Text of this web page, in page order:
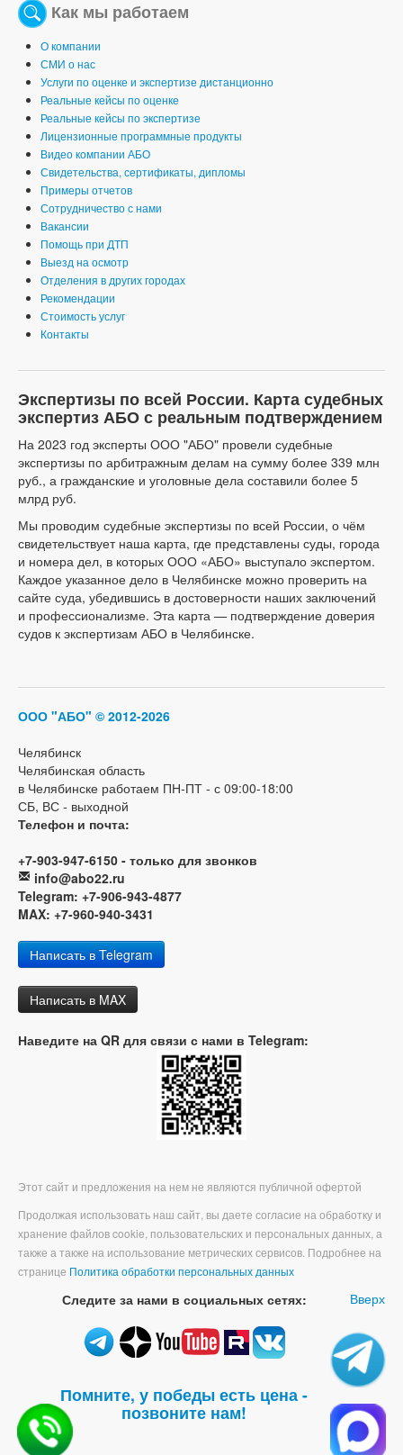
Как мы работаем
О компании
СМИ о нас
Услуги по оценке и экспертизе дистанционно
Реальные кейсы по оценке
Реальные кейсы по экспертизе
Лицензионные программные продукты
Видео компании АБО
Свидетельства, сертификаты, дипломы
Примеры отчетов
Сотрудничество с нами
Вакансии
Помощь при ДТП
Выезд на осмотр
Отделения в других городах
Рекомендации
Стоимость услуг
Контакты
Экспертизы по всей России. Карта судебных
экспертиз АБО с реальным подтверждением
На 2023 год эксперты ООО "АБО" провели судебные
экспертизы по арбитражным делам на сумму более 339 млн
руб., а гражданские и уголовные дела составили более 5
млрд руб.
Мы проводим судебные экспертизы по всей России, о чём
свидетельствует наша карта, где представлены суды, города
и номера дел, в которых ООО «АБО» выступало экспертом.
Каждое указанное дело в Челябинске можно проверить на
сайте суда, убедившись в достоверности наших заключений
и профессионализме. Эта карта — подтверждение доверия
судов к экспертизам АБО в Челябинске.
ООО "АБО" © 2012-2026
Челябинск
Челябинская область
в Челябинске работаем ПН-ПТ - с 09:00-18:00
СБ, ВС - выходной
Телефон и почта:
+7-903-947-6150 - только для звонков
info@abo22.ru
Telegram: +7-906-943-4877
MAX: +7-960-940-3431
Написать в Telegram
Написать в MAX
Наведите на QR для связи с нами в Telegram:
Этот сайт и предложения на нем не являются публичной офертой
Продолжая использовать наш сайт, вы даете согласие на обработку и
хранение файлов cookie, пользовательских и персональных данных, а
также а также на использование метрических сервисов. Подробнее на
странице Политика обработки персональных данных
Вверх
Следите за нами в социальных сетях:
Помните, у победы есть цена -
позвоните нам!